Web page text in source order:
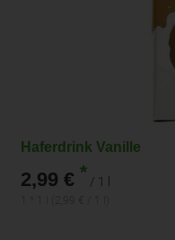
Haferdrink Vanille
2,99 € * / 1 l